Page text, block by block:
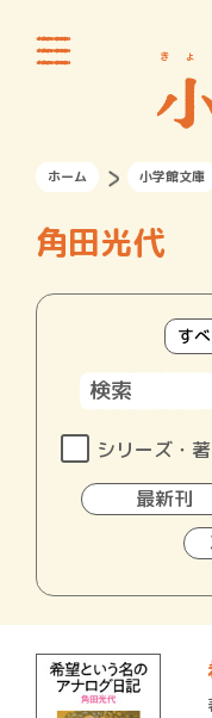
ホーム 小学館文庫
角田光代
シリーズ・
最新刊